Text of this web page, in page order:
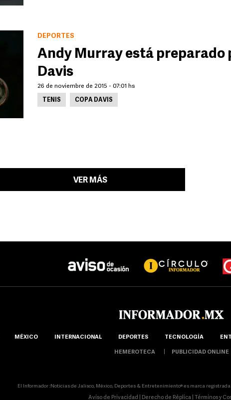
DEPORTES
Andy Murray está preparado
Davis
26 de noviembre de 2015 - 07:01 hs
TENIS COPA DAVIS
VER MÁS
MÉXICO INTERNACIONAL DEPORTES TECNOLOGÍA
HEMEROTECA PUBLICIDAD ONLINE
El Informador ::Noticias de Jalisco, México, Deportes & Entretenimiento® es marca registrada
Aviso de Privacidad Derecho de Réplica Términos y